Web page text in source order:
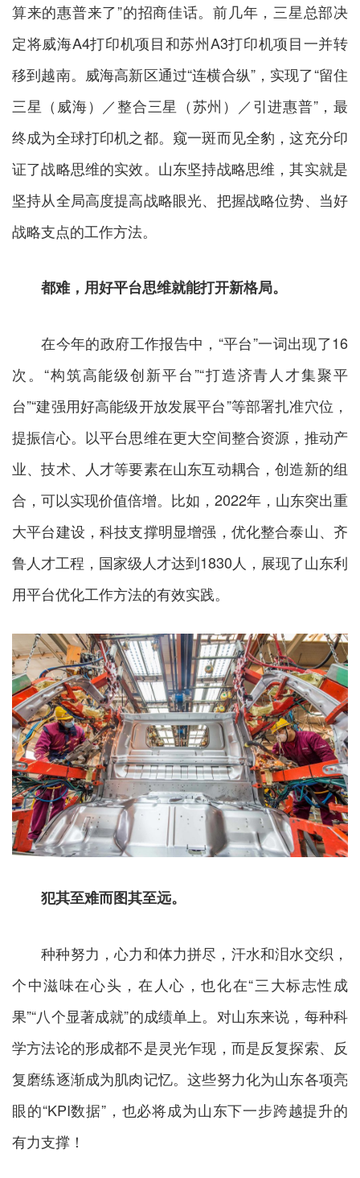
算来的惠普来了”的招商佳话。前几年，三星总部决
定将威海A4打印机项目和苏州A3打印机项目一并转
移到越南。威海高新区通过“连横合纵”，实现了“留住
三星（威海）／整合三星（苏州）／引进惠普”，最
终成为全球打印机之都。窥一斑而见全豹，这充分印
证了战略思维的实效。山东坚持战略思维，其实就是
坚持从全局高度提高战略眼光、把握战略位势、当好
战略支点的工作方法。
都难，用好平台思维就能打开新格局。
在今年的政府工作报告中，“平台”一词出现了16
次。“构筑高能级创新平台”“打造济青人才集聚平
台”“建强用好高能级开放发展平台”等部署扎准穴位，
提振信心。以平台思维在更大空间整合资源，推动产
业、技术、人才等要素在山东互动耦合，创造新的组
合，可以实现价值倍增。比如，2022年，山东突出重
大平台建设，科技支撑明显增强，优化整合泰山、齐
鲁人才工程，国家级人才达到1830人，展现了山东利
用平台优化工作方法的有效实践。
犯其至难而图其至远。
种种努力，心力和体力拼尽，汗水和泪水交织，
个中滋味在心头，在人心，也化在“三大标志性成
果”“八个显著成就”的成绩单上。对山东来说，每种科
学方法论的形成都不是灵光乍现，而是反复探索、反
复磨练逐渐成为肌肉记忆。这些努力化为山东各项亮
眼的“KPI数据”，也必将成为山东下一步跨越提升的
有力支撑！